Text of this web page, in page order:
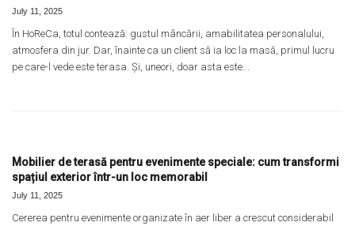
July 11, 2025
În HoReCa, totul contează: gustul mâncării, amabilitatea personalului,
atmosfera din jur. Dar, înainte ca un client să ia loc la masă, primul lucru
pe care-l vede este terasa. Și, uneori, doar asta este...
Mobilier de terasă pentru evenimente speciale: cum transformi
spațiul exterior într-un loc memorabil
July 11, 2025
Cererea pentru evenimente organizate în aer liber a crescut considerabil